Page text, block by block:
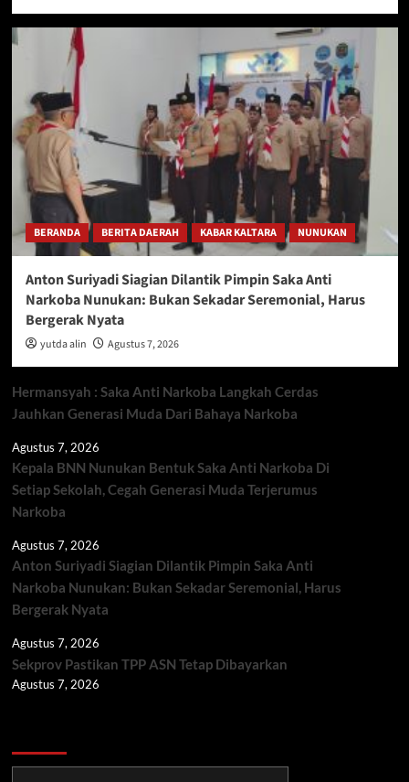
BERANDA BERITA DAERAH KABAR KALTARA NUNUKAN
Anton Suriyadi Siagian Dilantik Pimpin Saka Anti
Narkoba Nunukan: Bukan Sekadar Seremonial, Harus
Bergerak Nyata
yutda alin Agustus 7, 2026
Hermansyah : Saka Anti Narkoba Langkah Cerdas
Jauhkan Generasi Muda Dari Bahaya Narkoba
Agustus 7, 2026
Kepala BNN Nunukan Bentuk Saka Anti Narkoba Di
Setiap Sekolah, Cegah Generasi Muda Terjerumus
Narkoba
Agustus 7, 2026
Anton Suriyadi Siagian Dilantik Pimpin Saka Anti
Narkoba Nunukan: Bukan Sekadar Seremonial, Harus
Bergerak Nyata
Agustus 7, 2026
Sekprov Pastikan TPP ASN Tetap Dibayarkan
Agustus 7, 2026